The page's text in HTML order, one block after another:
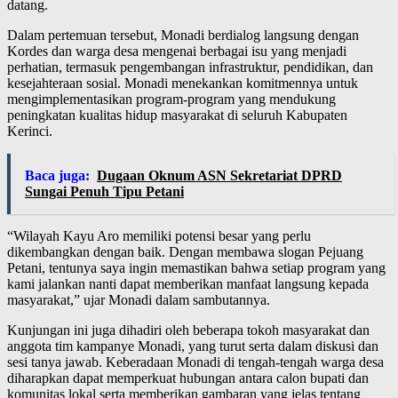
datang.
Dalam pertemuan tersebut, Monadi berdialog langsung dengan
Kordes dan warga desa mengenai berbagai isu yang menjadi
perhatian, termasuk pengembangan infrastruktur, pendidikan, dan
kesejahteraan sosial. Monadi menekankan komitmennya untuk
mengimplementasikan program-program yang mendukung
peningkatan kualitas hidup masyarakat di seluruh Kabupaten
Kerinci.
Baca juga: Dugaan Oknum ASN Sekretariat DPRD
Sungai Penuh Tipu Petani
“Wilayah Kayu Aro memiliki potensi besar yang perlu
dikembangkan dengan baik. Dengan membawa slogan Pejuang
Petani, tentunya saya ingin memastikan bahwa setiap program yang
kami jalankan nanti dapat memberikan manfaat langsung kepada
masyarakat,” ujar Monadi dalam sambutannya.
Kunjungan ini juga dihadiri oleh beberapa tokoh masyarakat dan
anggota tim kampanye Monadi, yang turut serta dalam diskusi dan
sesi tanya jawab. Keberadaan Monadi di tengah-tengah warga desa
diharapkan dapat memperkuat hubungan antara calon bupati dan
komunitas lokal serta memberikan gambaran yang jelas tentang